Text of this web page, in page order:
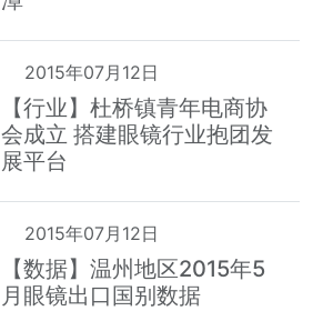
2015年07月12日
【行业】杜桥镇青年电商协
会成立 搭建眼镜行业抱团发
展平台
2015年07月12日
【数据】温州地区2015年5
月眼镜出口国别数据